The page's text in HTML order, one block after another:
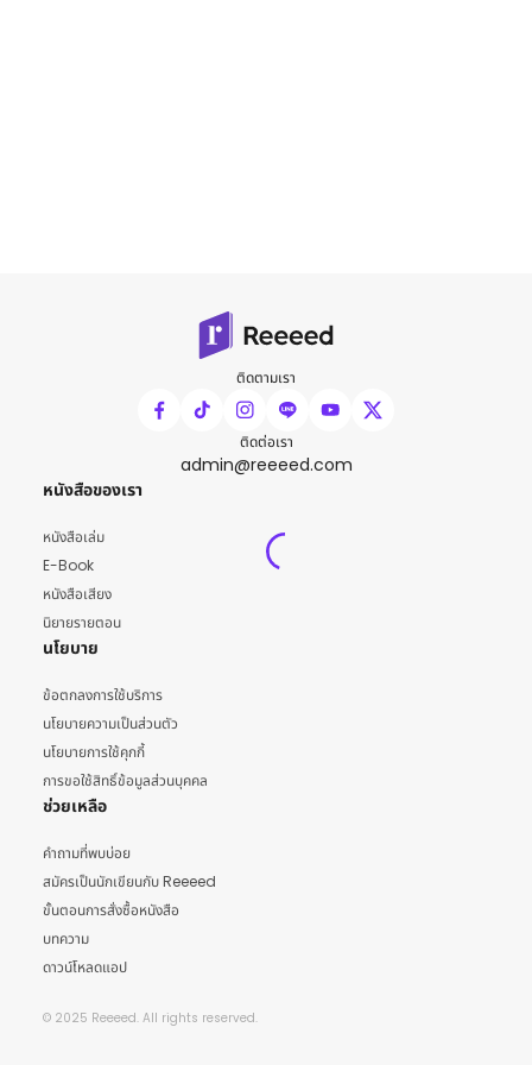
ติดตามเรา
ติดต่อเรา
admin@reeeed.com
หนังสือของเรา
หนังสือเล่ม
E-Book
หนังสือเสียง
นิยายรายตอน
นโยบาย
ข้อตกลงการใช้บริการ
นโยบายความเป็นส่วนตัว
นโยบายการใช้คุกกี้
การขอใช้สิทธิ์ข้อมูลส่วนบุคคล
ช่วยเหลือ
คำถามที่พบบ่อย
สมัครเป็นนักเขียนกับ Reeeed
ขั้นตอนการสั่งซื้อหนังสือ
บทความ
ดาวน์โหลดแอป
© 2025 Reeeed. All rights reserved.